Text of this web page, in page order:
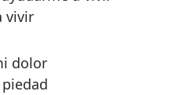
vivir
dolor